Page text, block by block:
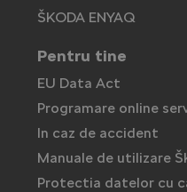
ŠKODA ENYAQ
Pentru tine
EU Data Act
Programare online
In caz de accident
Manuale de utilizare
Protectia datelor cu